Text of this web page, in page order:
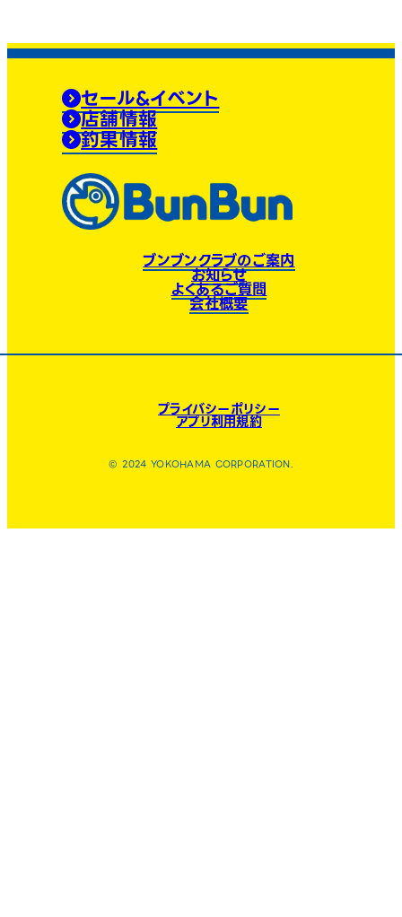
セール&イベント
店舗情報
釣果情報
ブンブンクラブのご案内
お知らせ
よくあるご質問
会社概要
プライバシーポリシー
アプリ利用規約
© 2024 YOKOHAMA CORPORATION.